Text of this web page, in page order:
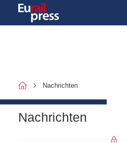
Nachrichten
Nachrichten